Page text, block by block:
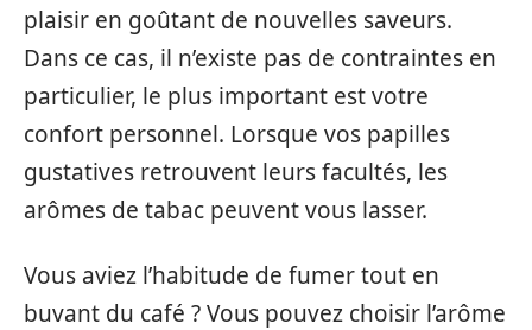
plaisir en goûtant de nouvelles saveurs.
Dans ce cas, il n’existe pas de contraintes en
particulier, le plus important est votre
confort personnel. Lorsque vos papilles
gustatives retrouvent leurs facultés, les
arômes de tabac peuvent vous lasser.
Vous aviez l’habitude de fumer tout en
buvant du café ? Vous pouvez choisir l’arôme